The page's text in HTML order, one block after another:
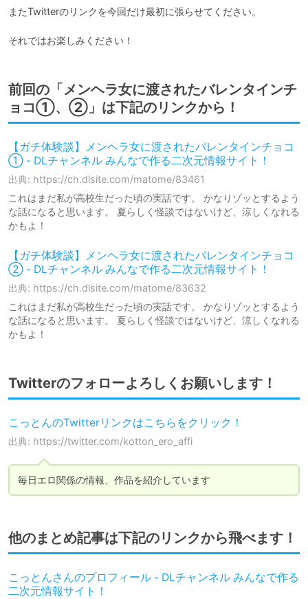
またTwitterのリンクを今回だけ最初に張らせてください。
それではお楽しみください！
前回の「メンヘラ女に渡されたバレンタインチ
ョコ①、②」は下記のリンクから！
【ガチ体験談】メンヘラ女に渡されたバレンタインチョコ
① - DLチャンネル みんなで作る二次元情報サイト！
出典: https://ch.dlsite.com/matome/83461
これはまだ私が高校生だった頃の実話です。 かなりゾッとするよう
な話になると思います。 夏らしく怪談ではないけど、涼しくなれる
かもよ！
【ガチ体験談】メンヘラ女に渡されたバレンタインチョコ
② - DLチャンネル みんなで作る二次元情報サイト！
出典: https://ch.dlsite.com/matome/83632
これはまだ私が高校生だった頃の実話です。 かなりゾッとするよう
な話になると思います。 夏らしく怪談ではないけど、涼しくなれる
かもよ！
Twitterのフォローよろしくお願いします！
こっとんのTwitterリンクはこちらをクリック！
出典: https://twitter.com/kotton_ero_affi
毎日エロ関係の情報、作品を紹介しています
他のまとめ記事は下記のリンクから飛べます！
こっとんさんのプロフィール - DLチャンネル みんなで作る
二次元情報サイト！